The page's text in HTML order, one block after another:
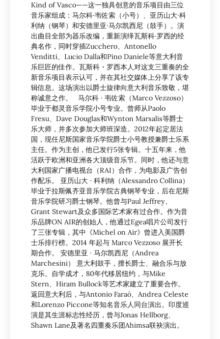
Kind of Vasco——这一独具创意的音乐项目由三位
音乐家组成：马尔科·韦佐索（小号）、亚历山大·科
利纳（钢琴）和安德里亚·马尔凯西尼（鼓手）。演
出曲目全部为器乐改编，重新演绎瓦斯科·罗西的经
典名作，同时穿插Zucchero、Antonello
Venditti、Lucio Dalla和Pino Daniele等意大利音
乐巨匠的佳作。瓦斯科・罗西本人对这支三重奏的全
新音乐项目表示认可，并在其社交媒体上分享了该专
辑信息。这场演出以爵士旋律向意大利音乐致敬，堪
称诚意之作。 马尔科 · 韦佐索（Marco Vezzoso）
毕业于都灵音乐学院小号专业。曾师从Paolo
Fresu、Dave Douglas和Wynton Marsalis等爵士
乐大师，并多次参加大师班深造。2012年起定居法
国，现任尼斯国家音乐学院爵士小号教授兼爵士乐系
主任。作为主创，他已发行5张专辑。十五年来，他
活跃于欧洲和亚洲各大顶级音乐节。同时，他还与意
大利国家广播电视台（RAI）合作，为电影及广告创
作配乐。 亚历山大 · 科利纳（Alessandro Collina）
毕业于拉斯佩齐亚音乐学院古典钢琴专业，后在尼斯
音乐学院研习爵士钢琴。他曾与Paul Jeffrey、
Grant Stewart及众多国际艺术家有过合作。作为音
乐品牌ON AIR的创始人，他通过Egea唱片公司发行
了三张专辑，其中《Michel on Air》曾进入美国爵
士乐排行榜。2014 年起与 Marco Vezzoso 展开长
期合作。 安德里亚 · 马尔凯西尼（Andrea
Marchesini） 意大利鼓手，擅长爵士、融合乐与放
克乐。自学成才，80年代移居纽约，与Mike
Stern、Hiram Bullock等艺术家建立了重要合作。
返回意大利后，与Antonio Faraò、Andrea Celeste
和Lorenzo Piccone等知名音乐人同台演出。印度巡
演是其生涯标志性经历，曾与Jonas Hellborg、
Shawn Lane及著名四重奏乐团Ahimsa联袂演出。